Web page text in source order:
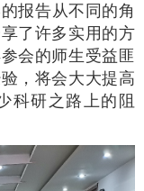
报告从不同的角
了许多实用的方
会的师生受益匪
，将会大大提高
科研之路上的阻